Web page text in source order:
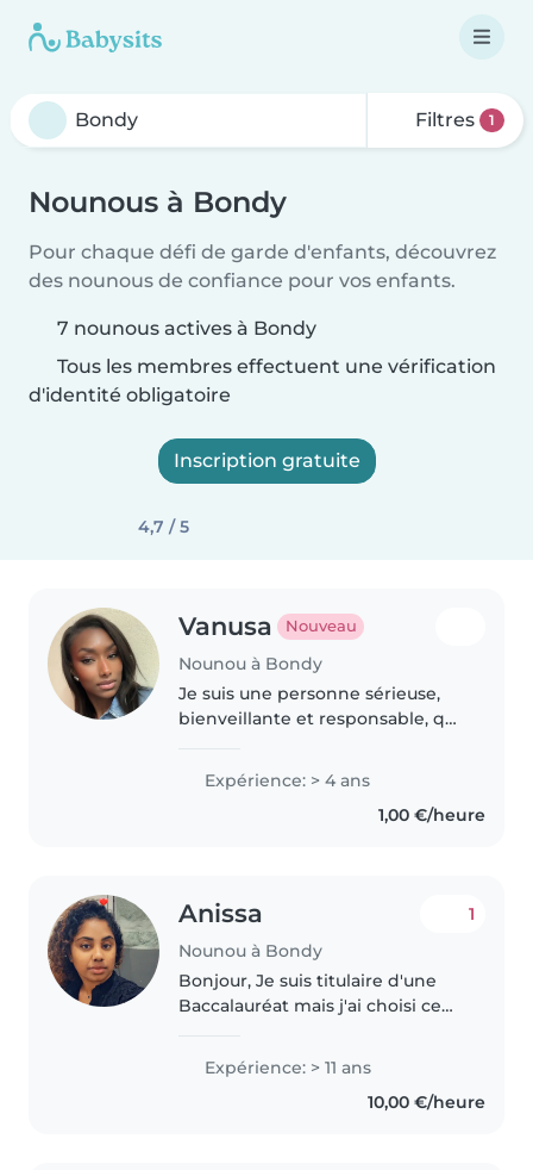
Filtres 1
Nounous à Bondy
Pour chaque défi de garde d'enfants, découvrez
des nounous de confiance pour vos enfants.
7 nounous actives à Bondy
Tous les membres effectuent une vérification
d'identité obligatoire
Inscription gratuite
4,7 / 5
Vanusa Nouveau
Nounou à Bondy
Je suis une personne sérieuse,
bienveillante et responsable, qui
enfants. Patiente et à l'écoute,
j'aime proposer des activités
adaptées à leur âge, comme..
Expérience: > 4 ans
1,00 €/heure
Anissa
Nounou à Bondy
1
Bonjour, Je suis titulaire d'une
Baccalauréat mais j'ai choisi ce
cours de mon diplômes
D'agrément d'assistante
Expérience: > 11 ans
10,00 €/heure